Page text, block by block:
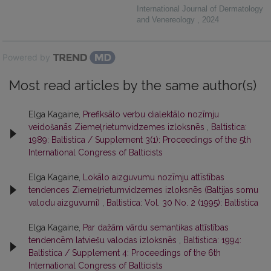
International Journal of Dermatology
and Venereology
2024
Powered by
Most read articles by the same author(s)
Elga Kagaine, Prefiksālo verbu dialektālo nozīmju
veidošanās Ziemeļrietumvidzemes izloksnēs
Baltistica:
1989: Baltistica / Supplement 3(1): Proceedings of the 5th
International Congress of Balticists
Elga Kagaine,
Lokālo aizguvumu nozīmju attīstības
tendences Ziemeļrietumvidzemes izloksnēs (Baltijas somu
valodu aizguvumi)
Baltistica: Vol. 30 No. 2 (1995): Baltistica
Elga Kagaine, Par dažām vārdu semantikas attīstības
tendencēm latviešu valodas izloksnēs
Baltistica: 1994:
Baltistica / Supplement 4: Proceedings of the 6th
International Congress of Balticists